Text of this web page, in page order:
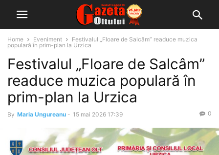
Home Eveniment
Festivalul „Floare de Salcâm” readuce muzica
populară în prim-plan la Urzica
Festivalul „Floare de Salcâm”
readuce muzica populară în
prim-plan la Urzica
By Maria Ungureanu - 15 mai 2026 17:39 0